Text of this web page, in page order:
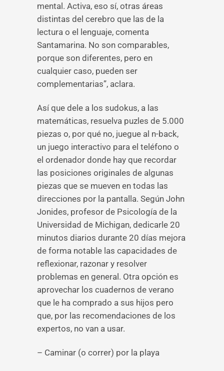
mental. Activa, eso sí, otras áreas
distintas del cerebro que las de la
lectura o el lenguaje, comenta
Santamarina. No son comparables,
porque son diferentes, pero en
cualquier caso, pueden ser
complementarias”, aclara.
Así que dele a los sudokus, a las
matemáticas, resuelva puzles de 5.000
piezas o, por qué no, juegue al n-back,
un juego interactivo para el teléfono o
el ordenador donde hay que recordar
las posiciones originales de algunas
piezas que se mueven en todas las
direcciones por la pantalla. Según John
Jonides, profesor de Psicología de la
Universidad de Michigan, dedicarle 20
minutos diarios durante 20 días mejora
de forma notable las capacidades de
reflexionar, razonar y resolver
problemas en general. Otra opción es
aprovechar los cuadernos de verano
que le ha comprado a sus hijos pero
que, por las recomendaciones de los
expertos, no van a usar.
– Caminar (o correr) por la playa